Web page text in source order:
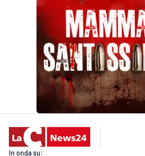
In onda su: